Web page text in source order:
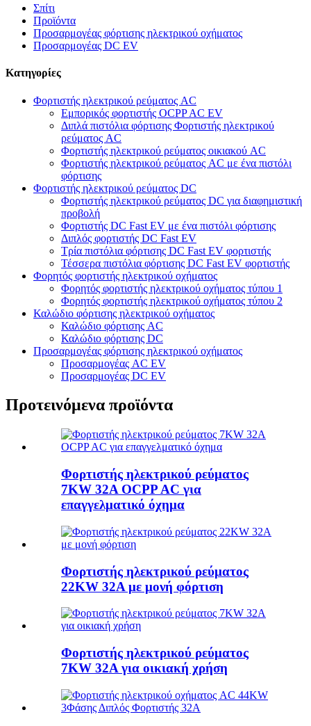
Σπίτι
Προϊόντα
Προσαρμογέας φόρτισης ηλεκτρικού οχήματος
Προσαρμογέας DC EV
Κατηγορίες
Φορτιστής ηλεκτρικού ρεύματος AC
Εμπορικός φορτιστής OCPP AC EV
Διπλά πιστόλια φόρτισης Φορτιστής ηλεκτρικού
ρεύματος AC
Φορτιστής ηλεκτρικού ρεύματος οικιακού AC
Φορτιστής ηλεκτρικού ρεύματος AC με ένα πιστόλι
φόρτισης
Φορτιστής ηλεκτρικού ρεύματος DC
Φορτιστής ηλεκτρικού ρεύματος DC για διαφημιστική
προβολή
Φορτιστής DC Fast EV με ένα πιστόλι φόρτισης
Διπλός φορτιστής DC Fast EV
Τρία πιστόλια φόρτισης DC Fast EV φορτιστής
Τέσσερα πιστόλια φόρτισης DC Fast EV φορτιστής
Φορητός φορτιστής ηλεκτρικού οχήματος
Φορητός φορτιστής ηλεκτρικού οχήματος τύπου 1
Φορητός φορτιστής ηλεκτρικού οχήματος τύπου 2
Καλώδιο φόρτισης ηλεκτρικού οχήματος
Καλώδιο φόρτισης AC
Καλώδιο φόρτισης DC
Προσαρμογέας φόρτισης ηλεκτρικού οχήματος
Προσαρμογέας AC EV
Προσαρμογέας DC EV
Προτεινόμενα προϊόντα
Φορτιστής ηλεκτρικού ρεύματος
7KW 32A OCPP AC για
επαγγελματικό όχημα
Φορτιστής ηλεκτρικού ρεύματος
22KW 32A με μονή φόρτιση
Φορτιστής ηλεκτρικού ρεύματος
7KW 32A για οικιακή χρήση